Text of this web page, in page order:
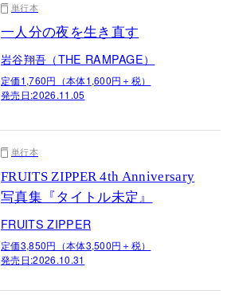
単行本
一人分の夜を生き直す
岩谷翔吾（THE RAMPAGE）
定価1,760円（本体1,600円＋税）
発売日:2026.11.05
単行本
FRUITS ZIPPER 4th Anniversary
写真集『タイトル未定』
FRUITS ZIPPER
定価3,850円（本体3,500円＋税）
発売日:2026.10.31